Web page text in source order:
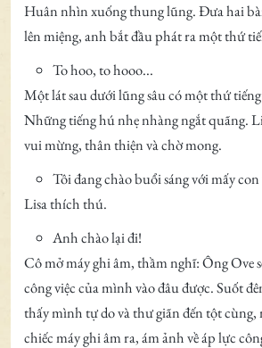
Huân nhìn xuống thung lũng. Đưa hai
lên miệng, anh bắt đầu phát ra một thứ
To hoo, to hooo...
Một lát sau dưới lũng sâu có một thứ
Những tiếng hú nhẹ nhàng ngắt quãng.
vui mừng, thân thiện và chờ mong.
Tôi đang chào buổi sáng với mấy
Lisa thích thú.
Anh chào lại đi!
Cô mở máy ghi âm, thầm nghĩ: Ông Ove
công việc của mình vào đâu được. Suốt
thấy mình tự do và thư giãn đến tột
chiếc máy ghi âm ra, ám ảnh về áp lực